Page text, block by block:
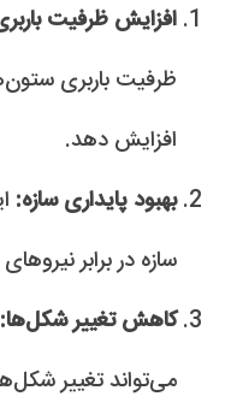
افزایش ظرفیت
ظرفیت باربری
افزایش دهد.
بهبود پایداری سازه:
سازه در برابر
کاهش تغییر شکل‌ها:
می‌تواند تغییر